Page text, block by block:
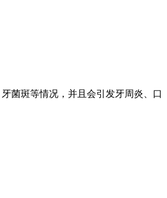
菌斑等情况，并且会引发牙周炎、口